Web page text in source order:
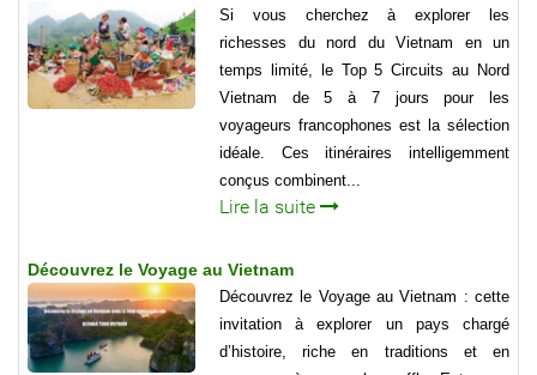
Si vous cherchez à explorer les
richesses du nord du Vietnam en un
temps limité, le Top 5 Circuits au Nord
Vietnam de 5 à 7 jours pour les
voyageurs francophones est la sélection
idéale. Ces itinéraires intelligemment
conçus combinent...
Lire la suite
Découvrez le Voyage au Vietnam
Découvrez le Voyage au Vietnam : cette
invitation à explorer un pays chargé
d’histoire, riche en traditions et en